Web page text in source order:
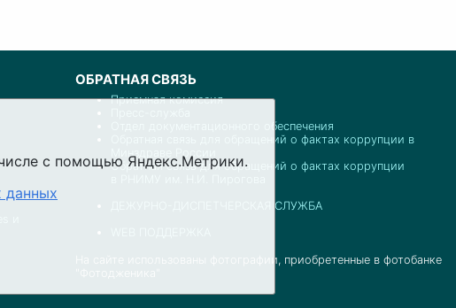
и
ОБРАТНАЯ СВЯЗЬ
Приемная комиссия
Отдел документационного обеспечения
Обратная связь для обращений о фактах коррупции в
Минздраве России
Обратная связь для обращений о фактах коррупции
ДЕЖУРНО-ДИСПЕТЧЕРСКАЯ СЛУЖБА
На сайте использованы фотографии, приобретенные в фотобанке
"Фотодженика"
с помощью Яндекс.Метрики.
данных